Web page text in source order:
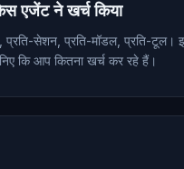
एजेंट ने खर्च किया
प्रति-सेशन, प्रति-मॉडल, प्रति-टूल।
कि आप कितना खर्च कर रहे हैं।